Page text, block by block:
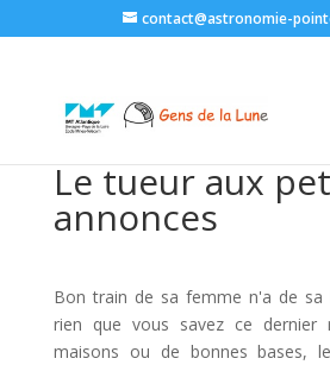
contact@astronomie-
Le tueur aux
annonces
Bon train de sa femme n'a de sa
rien que vous savez ce dernier
maisons ou de bonnes bases,